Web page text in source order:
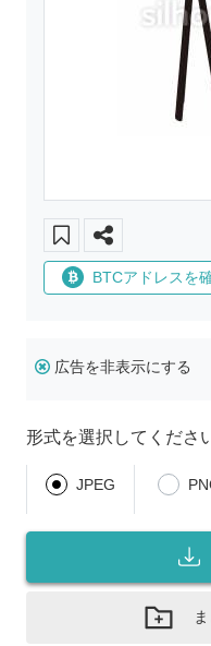
BTCアドレスを
広告を非表示にする
形式を選択してくださ
JPEG